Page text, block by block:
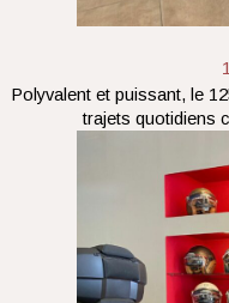
Polyvalent et puissant, le
trajets quotidiens